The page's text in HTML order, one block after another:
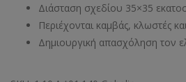
Διάσταση σχεδίου 35×35
Περιέχονται καμβάς, κλωστές
Δημιουργική απασχόληση τον